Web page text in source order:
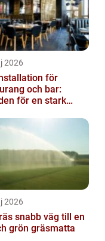
2026
för
och bar:
för en stark
2026
till en
grön gräsmatta